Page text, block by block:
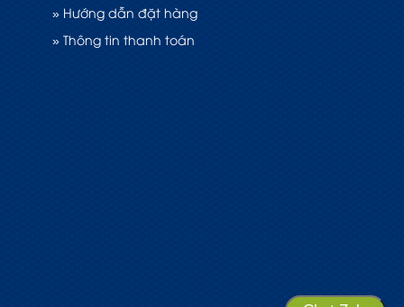
» Hướng dẫn đặt hàng
» Thông tin thanh toán